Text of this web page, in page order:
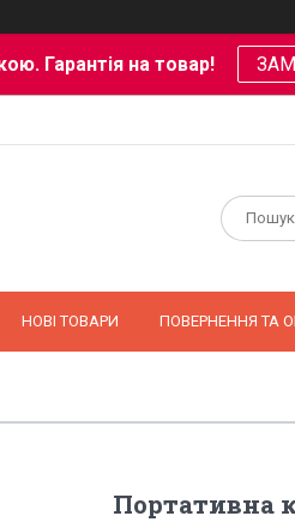
Гарантія на товар!
НОВІ ТОВАРИ ПОВЕРНЕННЯ ТА
Портативна